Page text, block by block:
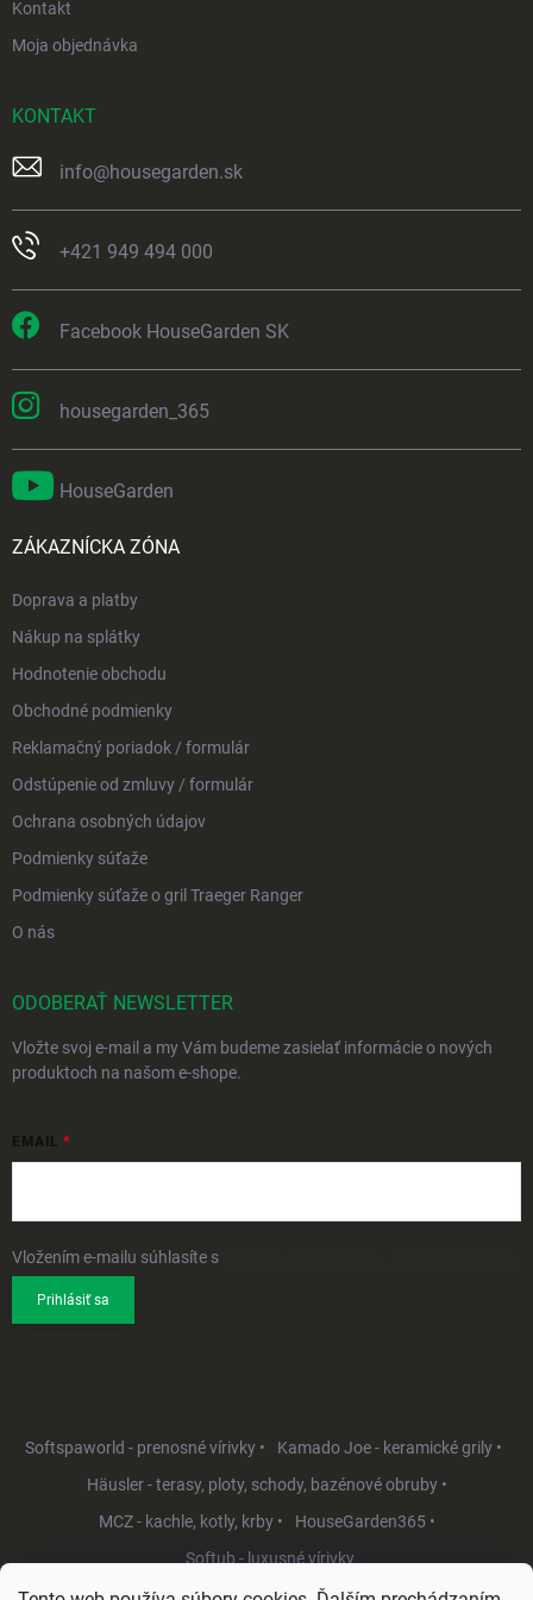
Kontakt
Moja objednávka
KONTAKT
info@housegarden.sk
+421 949 494 000
Facebook HouseGarden SK
housegarden_365
HouseGarden
ZÁKAZNÍCKA ZÓNA
Doprava a platby
Nákup na splátky
Hodnotenie obchodu
Obchodné podmienky
Reklamačný poriadok / formulár
Odstúpenie od zmluvy / formulár
Ochrana osobných údajov
Podmienky súťaže
Podmienky súťaže o gril Traeger Ranger
O nás
ODOBERAŤ NEWSLETTER
Vložte svoj e-mail a my Vám budeme zasielať informácie o nových
produktoch na našom e-shope.
EMAIL
Vložením e-mailu súhlasíte s
Prihlásiť sa
Softspaworld - prenosné vírivky •
Kamado Joe - keramické grily •
Häusler - terasy, ploty, schody, bazénové obruby •
MCZ - kachle, kotly, krby •
HouseGarden365 •
Softub - luxusné vírivky